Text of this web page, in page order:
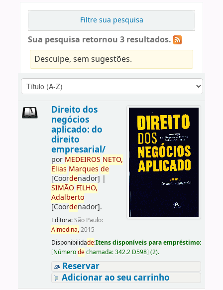
Filtre sua pesquisa
Sua pesquisa retornou 3 resultados.
Desculpe, sem sugestões.
Direito dos
negócios
aplicado: do
direito
empresarial/
por MEDEIROS NETO,
Elias Marques de
[Coordenador] |
SIMÃO FILHO,
Adalberto
[Coordenador].
Editora:São Paulo:
Almedina,2015
Disponibilidade:Itens disponíveis para empréstimo:
[Númerodechamada:342.2 D598] (2).
Reservar
Adicionar ao seu carrinho